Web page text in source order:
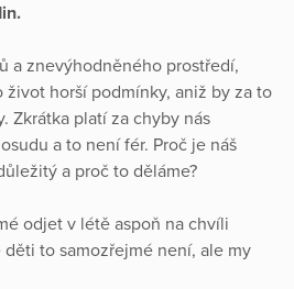
a znevýhodněného prostředí,
horší podmínky, aniž by za to
Zkrátka platí za chyby nás
a to není fér. Proč je náš
a proč to děláme?
odjet v létě aspoň na chvíli
děti to samozřejmé není, ale my